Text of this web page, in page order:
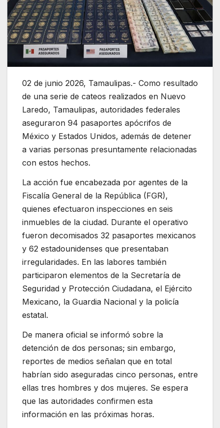
02 de junio 2026, Tamaulipas.- Como resultado
de una serie de cateos realizados en Nuevo
Laredo, Tamaulipas, autoridades federales
aseguraron 94 pasaportes apócrifos de
México y Estados Unidos, además de detener
a varias personas presuntamente relacionadas
con estos hechos.
La acción fue encabezada por agentes de la
Fiscalía General de la República (FGR),
quienes efectuaron inspecciones en seis
inmuebles de la ciudad. Durante el operativo
fueron decomisados 32 pasaportes mexicanos
y 62 estadounidenses que presentaban
irregularidades. En las labores también
participaron elementos de la Secretaría de
Seguridad y Protección Ciudadana, el Ejército
Mexicano, la Guardia Nacional y la policía
estatal.
De manera oficial se informó sobre la
detención de dos personas; sin embargo,
reportes de medios señalan que en total
habrían sido aseguradas cinco personas, entre
ellas tres hombres y dos mujeres. Se espera
que las autoridades confirmen esta
información en las próximas horas.